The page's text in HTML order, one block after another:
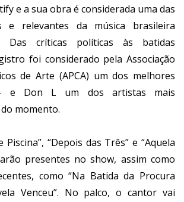
e a sua obra é considerada uma das
e relevantes da música brasileira
Das críticas políticas às batidas
foi considerado pela Associação
de Arte (APCA) um dos melhores
e Don L um dos artistas mais
momento.
Piscina”, “Depois das Três” e “Aquela
presentes no show, assim como
como “Na Batida da Procura
Venceu”. No palco, o cantor vai